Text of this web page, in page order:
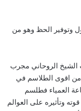
وتوفير الحظ وهو من
الروحاني مجرب
من اقوى الطلاسم في
العمياء فطلسم
وتأثيره على العوالم